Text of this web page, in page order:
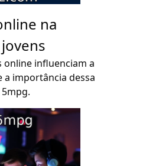
na
online influenciam a
a importância dessa